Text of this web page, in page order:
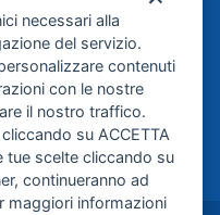
necessari alla
del servizio.
contenuti
con le nostre
il nostro traffico.
su ACCETTA
tue scelte cliccando su
continueranno ad
maggiori informazioni